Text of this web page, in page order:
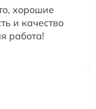
хорошие
и качество
работа!